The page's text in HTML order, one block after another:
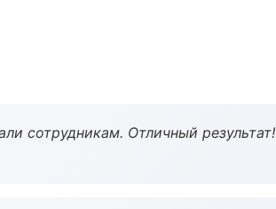
сотрудникам. Отличный результат!